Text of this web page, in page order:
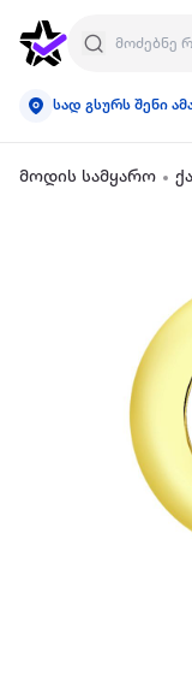
სად გსურს შენი
მოდის სამყარო